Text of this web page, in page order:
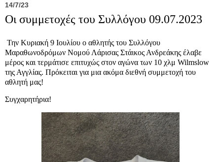
14/7/23
Οι συμμετοχές του Συλλόγου 09.07.2023
Την Κυριακή 9 Ιουλίου ο αθλητής του Συλλόγου
Μαραθωνοδρόμων Νομού Λάρισας Στάικος Ανδρεάκης έλαβε
μέρος και τερμάτισε επιτυχώς στον αγώνα των 10 χλμ Wilmslow
της Αγγλίας. Πρόκειται για μια ακόμα διεθνή συμμετοχή του
αθλητή μας!
Συγχαρητήρια!